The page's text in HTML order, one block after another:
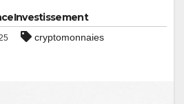
cryptomonnaies